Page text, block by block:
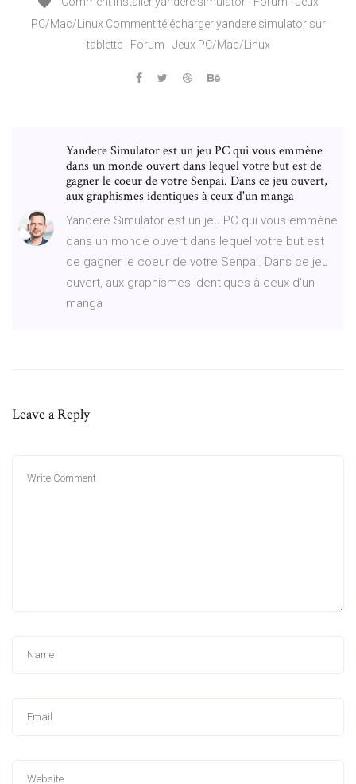
PC/Mac/Linux Comment télécharger yandere simulator sur
tablette - Forum - Jeux PC/Mac/Linux
Yandere Simulator est un jeu PC qui vous emmène
dans un monde ouvert dans lequel votre but est de
gagner le coeur de votre Senpai. Dans ce jeu ouvert,
aux graphismes identiques à ceux d'un manga
Yandere Simulator est un jeu PC qui vous emmène
dans un monde ouvert dans lequel votre but est
de gagner le coeur de votre Senpai. Dans ce jeu
ouvert, aux graphismes identiques à ceux d'un
manga
Leave a Reply